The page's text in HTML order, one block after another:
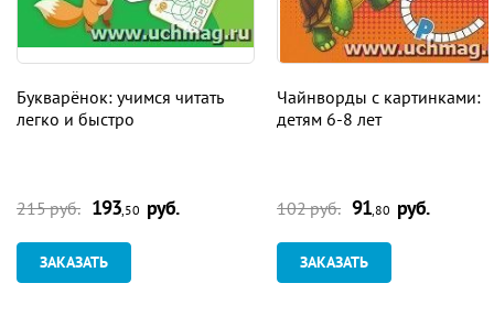
Букварёнок: учимся читать
легко и быстро
215 руб. 193 ,50 руб.
ЗАКАЗАТЬ
Чайнворды с картинками:
детям 6-8 лет
102 руб. 91 ,80 руб.
ЗАКАЗАТЬ